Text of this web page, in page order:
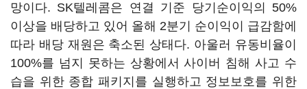
망이다. SK텔레콤은 연결 기준 당기순이익의50%
이상을 배당하고 있어 올해 2분기 순이익이 급감함에
따라 배당 재원은 축소된 상태다. 아울러 유동비율이
100%를 넘지 못하는 상황에서 사이버 침해 사고 수
습을 위한 종합 패키지를 실행하고 정보보호를 위한